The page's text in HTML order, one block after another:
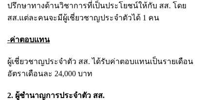
ปรึกษาทางด้านวิชาการที่เป็นประโยชน์ให้กับ สส. โดย
สส.แต่ละคนจะมีผู้เชี่ยวชาญประจำตัวได้ 1 คน
-ค่าตอบแทน
ผู้เชี่ยวชาญประจำตัว สส. ได้รับค่าตอบแทนเป็นรายเดือน
อัตราเดือนละ 24,000 บาท
2. ผู้ชำนาญการประจำตัว สส.